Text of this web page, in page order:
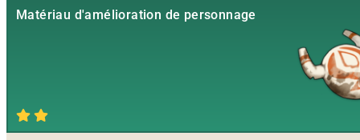
Matériau d'amélioration de personnage